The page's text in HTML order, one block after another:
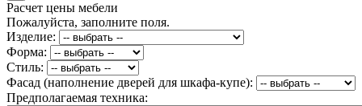
Расчет цены мебели
Пожалуйста, заполните поля.
Изделие:
Форма:
Стиль:
Фасад (наполнение дверей для шкафа-купе):
Предполагаемая техника: